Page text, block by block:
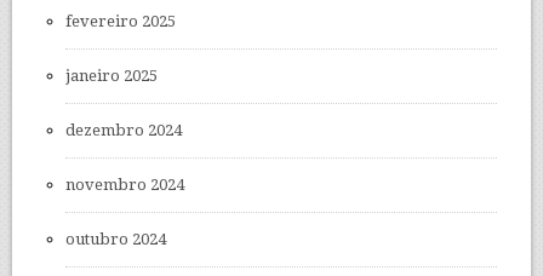
fevereiro 2025
janeiro 2025
dezembro 2024
novembro 2024
outubro 2024